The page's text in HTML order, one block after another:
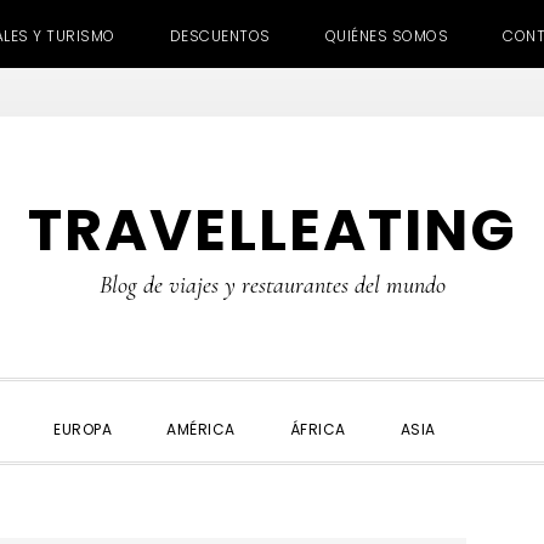
Y TURISMO DESCUENTOS QUIÉNES SOMOS
TRAVELLEATING
Blog de viajes y restaurantes del mundo
EUROPA AMÉRICA ÁFRICA ASIA